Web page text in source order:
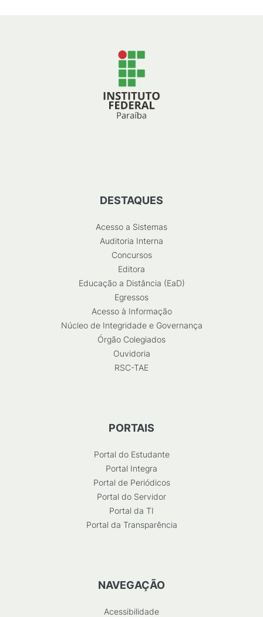
DESTAQUES
Acesso a Sistemas
Auditoria Interna
Concursos
Editora
Educação a Distância (EaD)
Egressos
Acesso à Informação
Núcleo de Integridade e Governança
Órgão Colegiados
Ouvidoria
RSC-TAE
PORTAIS
Portal do Estudante
Portal Integra
Portal de Periódicos
Portal do Servidor
Portal da TI
Portal da Transparência
NAVEGAÇÃO
Acessibilidade